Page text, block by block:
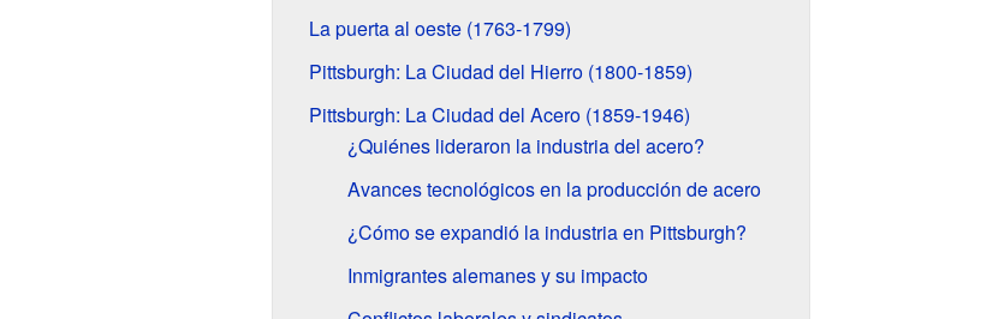
La puerta al oeste (1763-1799)
Pittsburgh: La Ciudad del Hierro (1800-1859)
Pittsburgh: La Ciudad del Acero (1859-1946)
¿Quiénes lideraron la industria del acero?
Avances tecnológicos en la producción de acero
¿Cómo se expandió la industria en Pittsburgh?
Inmigrantes alemanes y su impacto